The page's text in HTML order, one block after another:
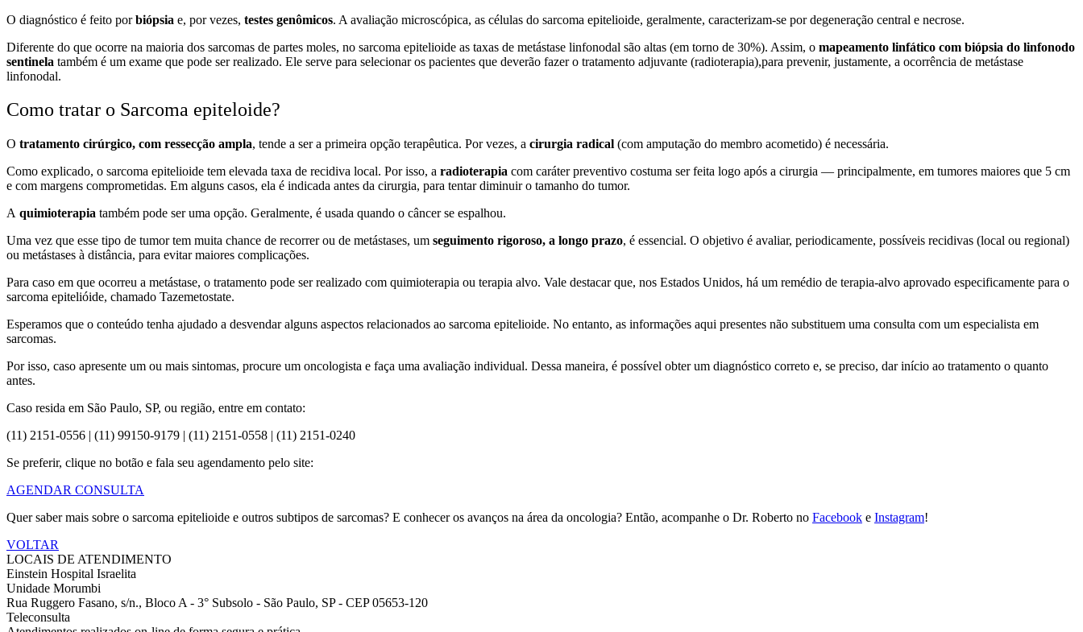
O diagnóstico é feito porbiópsia e, por vezes, testes genômicos. A avaliação microscópica, as células do sarcoma epitelioide, geralmente, caracterizam-se por degeneração central e necrose.
Diferente do que ocorre na maioria dos sarcomas de partes moles, no sarcoma epitelioide as taxas de metástase linfonodal são altas (em torno de 30%). Assim, o mapeamento linfático com biópsia do linfonodo
sentinela também é um exame que pode ser realizado. Ele serve para selecionar os pacientes que deverão fazer o tratamento adjuvante (radioterapia),para prevenir, justamente, a ocorrência de metástase
linfonodal.
Como tratar o Sarcoma epiteloide?
O tratamento cirúrgico, com ressecção ampla, tende a ser a primeira opção terapêutica. Por vezes, a cirurgia radical (com amputação do membro acometido) é necessária.
Como explicado, o sarcoma epitelioide tem elevada taxa de recidiva local. Por isso, a radioterapia com caráter preventivo costuma ser feita logo após a cirurgia — principalmente, em tumores maiores que 5 cm
e com margens comprometidas. Em alguns casos, ela é indicada antes da cirurgia, para tentar diminuir o tamanho do tumor.
A quimioterapia também pode ser uma opção. Geralmente, é usada quando o câncer se espalhou.
Uma vez que esse tipo de tumor tem muita chance de recorrer ou de metástases, um seguimento rigoroso, a longo prazo, é essencial. O objetivo é avaliar, periodicamente, possíveis recidivas (local ou regional)
ou metástases à distância, para evitar maiores complicações.
Para caso em que ocorreu a metástase, o tratamento pode ser realizado com quimioterapia ou terapia alvo. Vale destacar que, nos Estados Unidos, há um remédio de terapia-alvo aprovado especificamente para o
sarcoma epitelióide, chamado Tazemetostate.
Esperamos que o conteúdo tenha ajudado a desvendar alguns aspectos relacionados ao sarcoma epitelioide. No entanto, as informações aqui presentes não substituem uma consulta com um especialista em
sarcomas.
Por isso, caso apresente um ou mais sintomas, procure um oncologista e faça uma avaliação individual. Dessa maneira, é possível obter um diagnóstico correto e, se preciso, dar início ao tratamento o quanto
antes.
Caso resida em São Paulo, SP, ou região, entre em contato:
(11) 2151-0556 | (11) 99150-9179 | (11) 2151-0558 | (11) 2151-0240
Se preferir, clique no botão e fala seu agendamento pelo site:
AGENDAR CONSULTA
Quer saber mais sobre o sarcoma epitelioide e outros subtipos de sarcomas? E conhecer os avanços na área da oncologia? Então, acompanhe o Dr. Roberto no Facebook e Instagram!
VOLTAR
LOCAIS DE ATENDIMENTO
Einstein Hospital Israelita
Unidade Morumbi
Rua Ruggero Fasano, s/n., Bloco A - 3° Subsolo - São Paulo, SP - CEP 05653-120
Teleconsulta